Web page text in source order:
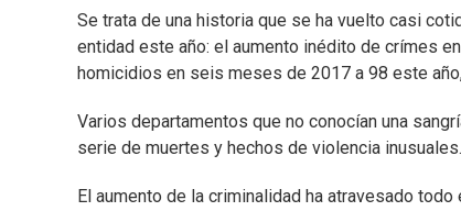
Se trata de una historia que se ha vuelto casi
entidad este año: el aumento inédito de crímes
homicidios en seis meses de 2017 a 98 este
Varios departamentos que no conocían una
serie de muertes y hechos de violencia inusuales.
El aumento de la criminalidad ha atravesado